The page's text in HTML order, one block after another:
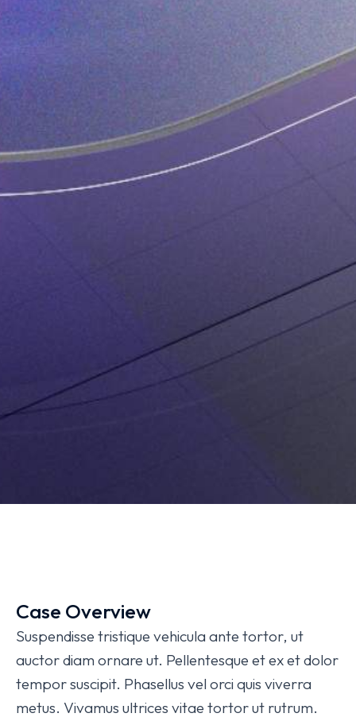
Case Overview
Suspendisse tristique vehicula ante tortor, ut
auctor diam ornare ut. Pellentesque et ex et dolor
tempor suscipit. Phasellus vel orci quis viverra
metus. Vivamus ultrices vitae tortor ut rutrum.